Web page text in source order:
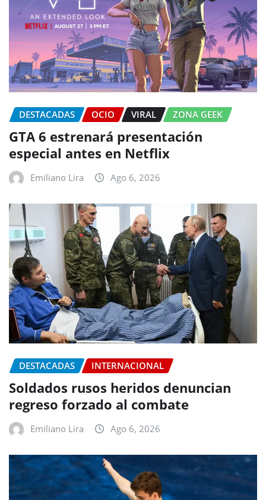
DESTACADAS OCIO VIRAL ZONA GEEK
GTA 6 estrenará presentación
especial antes en Netflix
Emiliano Lira Ago 6, 2026
DESTACADAS INTERNACIONAL
Soldados rusos heridos denuncian
regreso forzado al combate
Emiliano Lira Ago 6, 2026